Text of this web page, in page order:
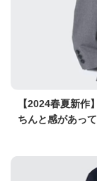
【2024春夏新作
ちんと感があっ